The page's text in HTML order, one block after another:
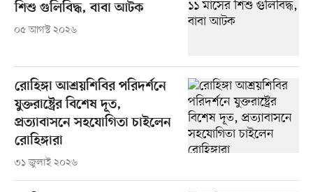
শিশু গুলিবিদ্ধ, বাবা আটক
০৫ আগস্ট ২০২৬
রোহিঙ্গা আশ্রয়শিবির পরিদর্শনে
যুক্তরাষ্ট্রের বিশেষ দূত,
প্রত্যাবাসনে সহযোগিতা চাইলেন
রোহিঙ্গারা
৩১ জুলাই ২০২৬